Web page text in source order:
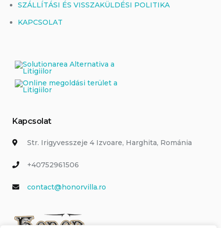
SZÁLLÍTÁSI ÉS VISSZAKÜLDÉSI POLITIKA
KAPCSOLAT
Kapcsolat
Str. Irigyvesszeje 4 Izvoare, Harghita, Románia
+40752961506
contact@honorvilla.ro